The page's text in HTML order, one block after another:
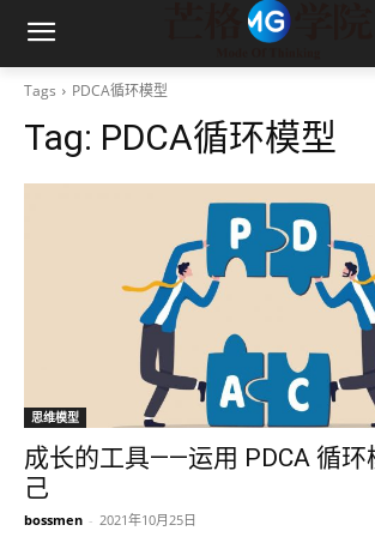
Tags PDCA循环模型
Tag: PDCA循环模型
思维模型
成长的工具——运用 PDCA 循环
己
bossmen - 2021年10月25日